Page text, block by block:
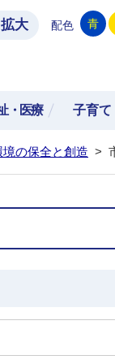
公式ホームページ
拡大 配色 青
・医療 子育て
の保全と創造 >